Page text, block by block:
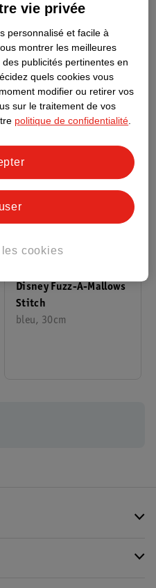
Super Mario Peluche
50cm
Disney Fuzz-A-Mallows
Stitch
bleu, 30cm
4.
99
vie privée
personnalisé et facile à
montrer les meilleures
publicités pertinentes en
quels cookies vous
modifier ou retirer vos
sur le traitement de vos
politique de confidentialité.
les cookies